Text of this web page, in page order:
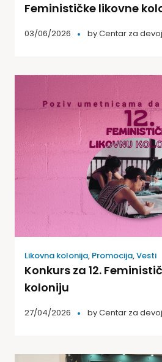
Feminističke likovne
03/06/2026 byCentar za
Likovna kolonija, Promocija,Vesti
Konkurs za 12.
koloniju
27/04/2026 byCentar za